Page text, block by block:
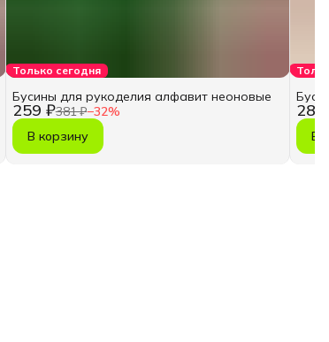
Только сегодня
259 ₽381 ₽−32%
Бусины для рукоделия алфавит неоновые
В корзину
287
В